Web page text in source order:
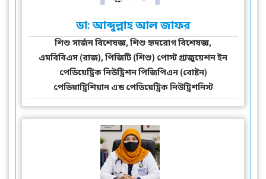
ডা: আব্দুল্লাহ আল জাফর
শিশু সার্জন বিশেষজ্ঞ, শিশু হৃদরোগ বিশেষজ্ঞ,
এমবিবিএস (রাজ), পিজিটি (শিশু) পোস্ট গ্রাজুয়েশন ইন
পেডিয়েট্রিক নিউট্রিশন পিজিপিএন (বোষ্টন)
পেডিয়াট্রিশিয়ান এন্ড পেডিয়েট্রিক নিউট্রিশনিস্ট